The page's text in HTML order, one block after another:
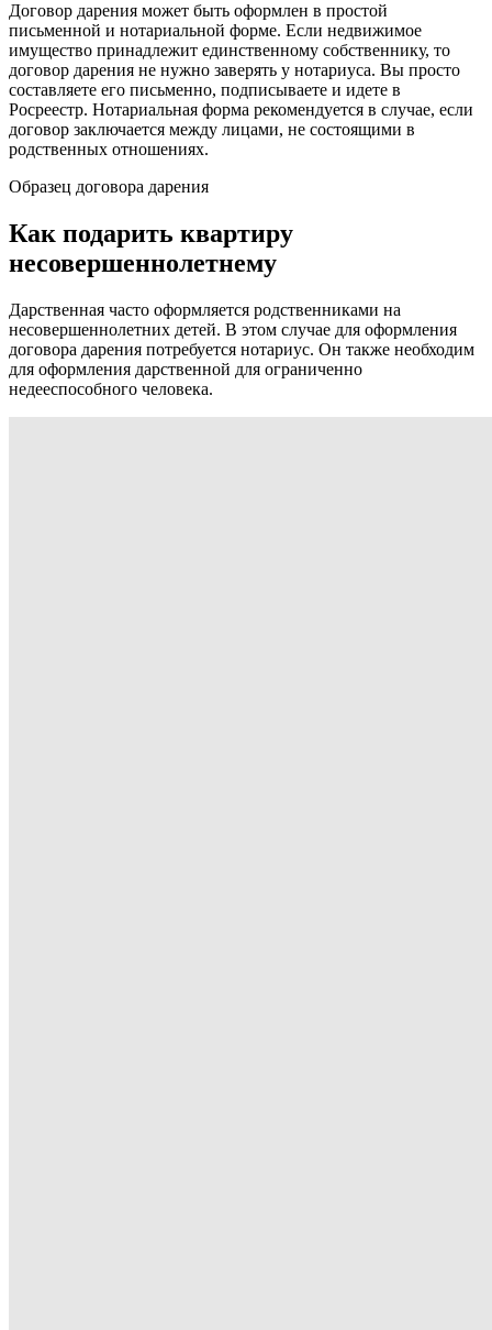
Договор дарения может быть оформлен в простой
письменной и нотариальной форме. Если недвижимое
имущество принадлежит единственному собственнику, то
договор дарения не нужно заверять у нотариуса. Вы просто
составляете его письменно, подписываете и идете в
Росреестр. Нотариальная форма рекомендуется в случае, если
договор заключается между лицами, не состоящими в
родственных отношениях.
Образец договора дарения
Как подарить квартиру
несовершеннолетнему
Дарственная часто оформляется родственниками на
несовершеннолетних детей. В этом случае для оформления
договора дарения потребуется нотариус. Он также необходим
для оформления дарственной для ограниченно
недееспособного человека.